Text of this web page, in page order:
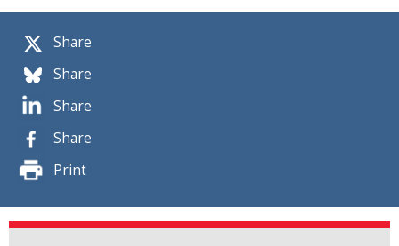
Share
Share
Share
Share
Print